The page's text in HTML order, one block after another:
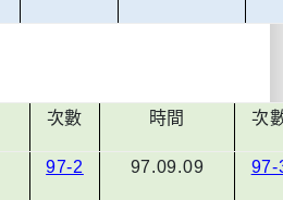
次數 時間 次
97-2 97.09.09 97-